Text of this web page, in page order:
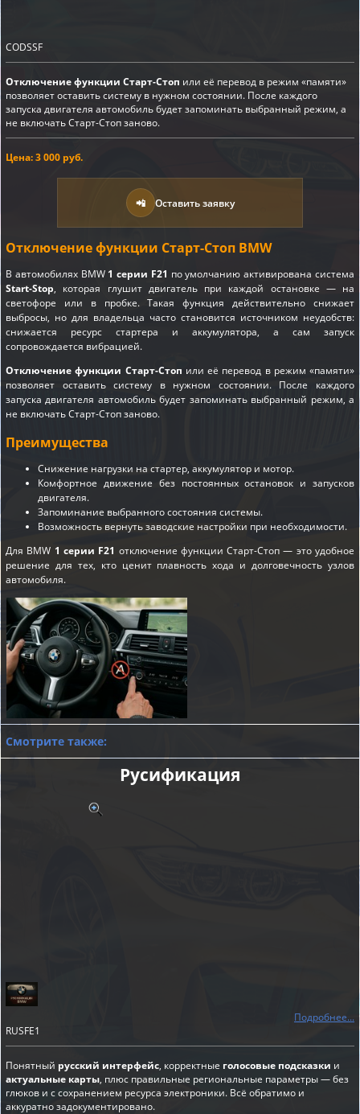
CODSSF
Отключение функции Старт-Стоп или её перевод в режим «памяти»
позволяет оставить систему в нужном состоянии. После каждого
запуска двигателя автомобиль будет запоминать выбранный режим, а
не включать Старт-Стоп заново.
Цена: 3 000 руб.
📲 Оставить заявку
Отключение функции Старт-Стоп BMW
В автомобилях BMW 1 серии F21 по умолчанию активирована система
Start-Stop, которая глушит двигатель при каждой остановке — на
светофоре или в пробке. Такая функция действительно снижает
выбросы, но для владельца часто становится источником неудобств:
снижается ресурс стартера и аккумулятора, а сам запуск
сопровождается вибрацией.
Отключение функции Старт-Стоп или её перевод в режим «памяти»
позволяет оставить систему в нужном состоянии. После каждого
запуска двигателя автомобиль будет запоминать выбранный режим, а
не включать Старт-Стоп заново.
Преимущества
Снижение нагрузки на стартер, аккумулятор и мотор.
Комфортное движение без постоянных остановок и запусков
двигателя.
Запоминание выбранного состояния системы.
Возможность вернуть заводские настройки при необходимости.
Для BMW 1 серии F21 отключение функции Старт-Стоп — это удобное
решение для тех, кто ценит плавность хода и долговечность узлов
автомобиля.
Смотрите также:
Русификация
Подробнее...
RUSFE1
Понятный русский интерфейс, корректные голосовые подсказки и
актуальные карты, плюс правильные региональные параметры — без
глюков и с сохранением ресурса электроники. Всё обратимо и
аккуратно задокументировано.